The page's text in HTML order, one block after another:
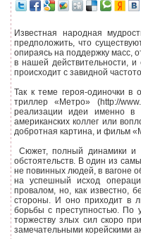
Известная народная
предположить, что
опираясь на поддержку масс,
в нашей действительности,
происходит с завидной
Так к теме героя-одиночки в
триллер «Метро» (http://
реализации идеи именно в
американских коллег или
добротная картина, и фильм
Сюжет, полный динамики и
обстоятельств. В один из
не повинных людей, в вагоне
на успешный исход
провалом, но, как известно,
стороны. И оно приходит в
борьбы с преступностью. По
торжеству злых сил скоро
замечательными корейскими